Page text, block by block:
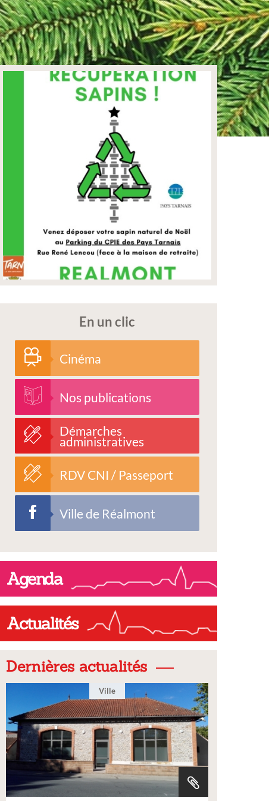
En un clic
Cinéma
Nos publications
Démarches
administratives
RDV CNI / Passeport
Ville de Réalmont
Agenda
Actualités
Dernières actualités
Ville